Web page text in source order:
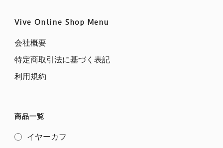
Vive Online Shop Menu
会社概要
特定商取引法に基づく表記
利用規約
商品一覧
イヤーカフ